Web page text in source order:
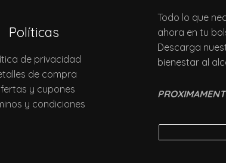
Políticas
de privacidad
de compra
y cupones
y condiciones
Todo lo que
ahora en tu
Descarga
bienestar al